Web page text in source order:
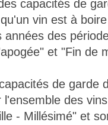
capacités de
vin est à
années des
et "Fin de
de garde
l'ensemble des
- Millésimé" et